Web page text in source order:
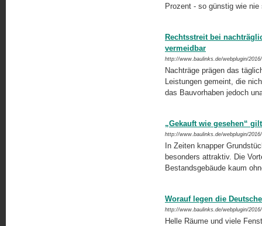
Prozent - so günstig wie
Rechtsstreit bei
vermeidbar
http://www.baulinks.de/webplugin/
Nachträge prägen das
Leistungen gemeint, die
das Bauvorhaben jedoch
„Gekauft wie gesehen“
http://www.baulinks.de/webplugin/
In Zeiten knapper
besonders attraktiv. Die
Bestandsgebäude kaum
Worauf legen die
http://www.baulinks.de/webplugin/
Helle Räume und viele